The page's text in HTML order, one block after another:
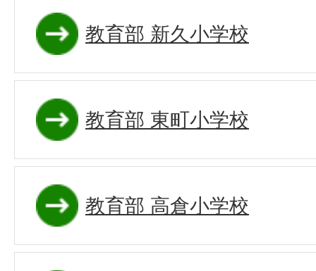
教育部 新久小学校
教育部 東町小学校
教育部 高倉小学校